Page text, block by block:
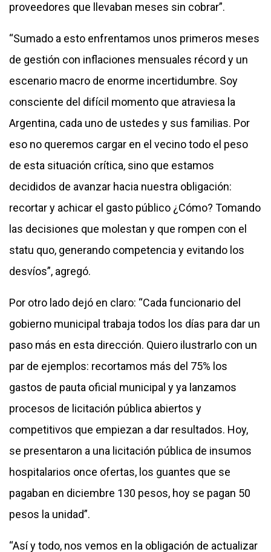
proveedores que llevaban meses sin cobrar”.
“Sumado a esto enfrentamos unos primeros meses
de gestión con inflaciones mensuales récord y un
escenario macro de enorme incertidumbre. Soy
consciente del difícil momento que atraviesa la
Argentina, cada uno de ustedes y sus familias. Por
eso no queremos cargar en el vecino todo el peso
de esta situación crítica, sino que estamos
decididos de avanzar hacia nuestra obligación:
recortar y achicar el gasto público ¿Cómo? Tomando
las decisiones que molestan y que rompen con el
statu quo, generando competencia y evitando los
desvíos”, agregó.
Por otro lado dejó en claro: “Cada funcionario del
gobierno municipal trabaja todos los días para dar un
paso más en esta dirección. Quiero ilustrarlo con un
par de ejemplos: recortamos más del 75% los
gastos de pauta oficial municipal y ya lanzamos
procesos de licitación pública abiertos y
competitivos que empiezan a dar resultados. Hoy,
se presentaron a una licitación pública de insumos
hospitalarios once ofertas, los guantes que se
pagaban en diciembre 130 pesos, hoy se pagan 50
pesos la unidad”.
“Así y todo, nos vemos en la obligación de actualizar